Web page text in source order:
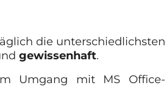
die unterschiedlichsten
gewissenhaft.
Umgang mit MS Office-